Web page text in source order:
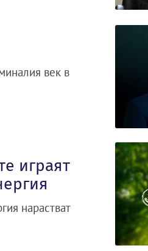
век в
играят
нарастват